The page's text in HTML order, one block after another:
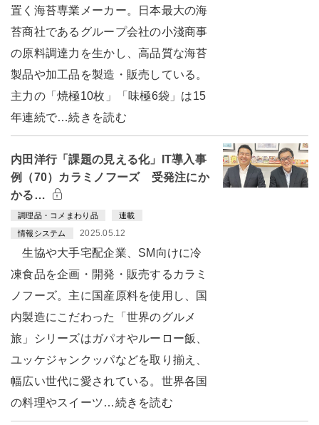
置く海苔専業メーカー。日本最大の海
苔商社であるグループ会社の小淺商事
の原料調達力を生かし、高品質な海苔
製品や加工品を製造・販売している。
主力の「焼極10枚」「味極6袋」は15
年連続で…続きを読む
内田洋行「課題の見える化」IT導入事
例（70）カラミノフーズ 受発注にか
かる…
調理品・コメまわり品 連載
情報システム 2025.05.12
生協や大手宅配企業、SM向けに冷
凍食品を企画・開発・販売するカラミ
ノフーズ。主に国産原料を使用し、国
内製造にこだわった「世界のグルメ
旅」シリーズはガパオやルーロー飯、
ユッケジャンクッパなどを取り揃え、
幅広い世代に愛されている。世界各国
の料理やスイーツ…続きを読む